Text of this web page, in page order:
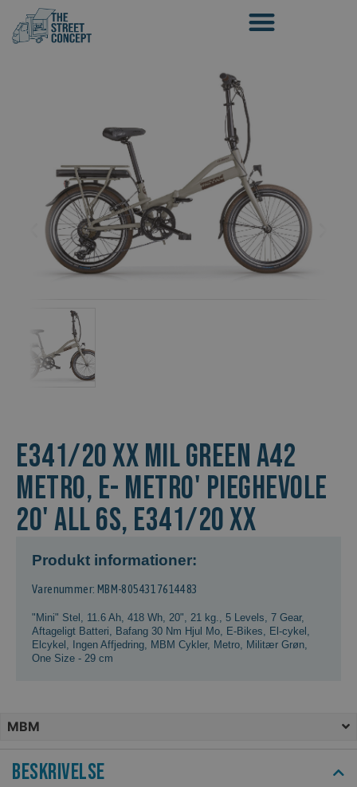
E341/20 XX MIL GREEN A42
Metro, E- METRO' PIEGHEVOLE
20' ALL 6S, E341/20 XX
Produkt informationer:
Varenummer: MBM-8054317614483
"Mini" Stel 11.6 Ah, 418 Wh 20" 21 kg. 5 Levels 7 Gear,
Aftageligt Batteri
Bafang 30 Nm Hjul Mo E-Bikes El-cykel
Elcykel
Ingen Affjedring MBM Cykler, Metro Militær Grøn
One Size - 29 cm
MBM
Beskrivelse